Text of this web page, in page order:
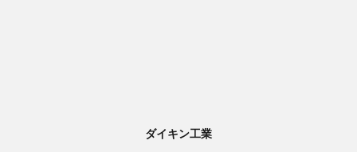
ダイキン工業